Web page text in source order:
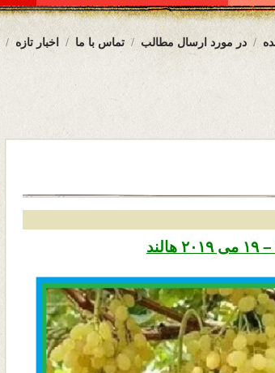
اخبار تازه تماس با ما در مورد ارسال مطالب